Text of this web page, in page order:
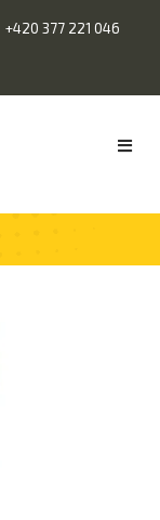
+420 377 221 046